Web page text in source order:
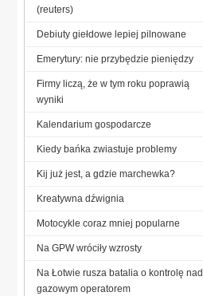
(reuters)
Debiuty giełdowe lepiej pilnowane
Emerytury: nie przybędzie pieniędzy
Firmy liczą, że w tym roku poprawią
wyniki
Kalendarium gospodarcze
Kiedy bańka zwiastuje problemy
Kij już jest, a gdzie marchewka?
Kreatywna dźwignia
Motocykle coraz mniej popularne
Na GPW wróciły wzrosty
Na Łotwie rusza batalia o kontrolę nad
gazowym operatorem